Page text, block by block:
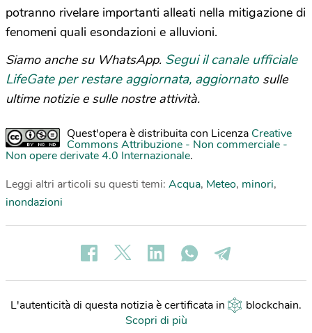
potranno rivelare importanti alleati nella mitigazione di
fenomeni quali esondazioni e alluvioni.
Siamo anche su WhatsApp. Segui il canale ufficiale
LifeGate per restare aggiornata, aggiornato sulle
ultime notizie e sulle nostre attività.
Quest'opera è distribuita con Licenza Creative
Commons Attribuzione - Non commerciale -
Non opere derivate 4.0 Internazionale.
Leggi altri articoli su questi temi: Acqua, Meteo, minori,
inondazioni
L'autenticità di questa notizia è certificata in blockchain.
Scopri di più